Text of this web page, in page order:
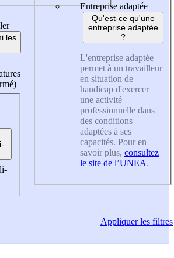
les
Entreprise adaptée
Qu'est-ce qu'une
entreprise adaptée
?
L'entreprise adaptée
permet à un travailleur
en situation de
handicap d'exercer
une activité
professionnelle dans
des conditions
adaptées à ses
capacités. Pour en
savoir plus, consultez
le site de l’UNEA.
Appliquerles filtres